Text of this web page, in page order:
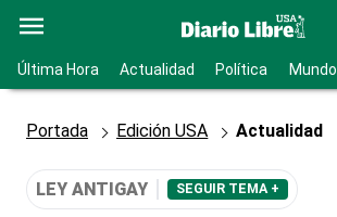
Última Hora Actualidad Política Mundo
Portada Edición USA Actualidad
LEY ANTIGAY SEGUIR TEMA +